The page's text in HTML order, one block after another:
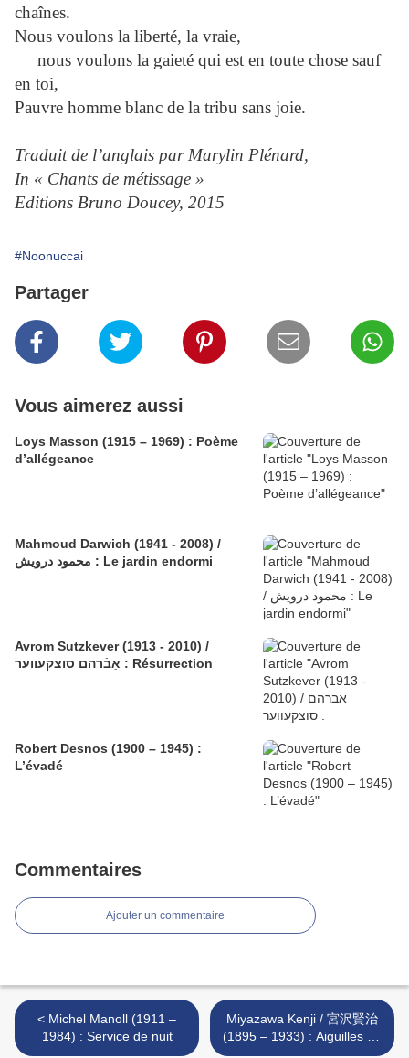
chaînes.
Nous voulons la liberté, la vraie,
nous voulons la gaieté qui est en toute chose sauf
en toi,
Pauvre homme blanc de la tribu sans joie.
Traduit de l’anglais par Marylin Plénard,
In « Chants de métissage »
Editions Bruno Doucey, 2015
#Noonuccai
Partager
Vous aimerez aussi
Loys Masson (1915 – 1969) : Poème
d’allégeance
Mahmoud Darwich (1941 - 2008) /
محمود درويش : Le jardin endormi
Avrom Sutzkever (1913 - 2010) /
אַבֿרהם סוצקעווער : Résurrection
Robert Desnos (1900 – 1945) :
L’évadé
Commentaires
Ajouter un commentaire
< Michel Manoll (1911 –
1984) : Service de nuit
Miyazawa Kenji / 宮沢賢治
(1895 – 1933) : Aiguilles de
pin >